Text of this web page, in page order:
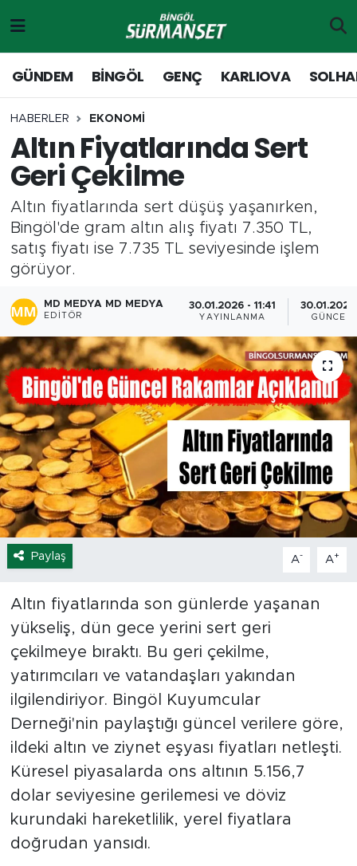
GÜNDEM BİNGÖL GENÇ KARLIOVA
HABERLER EKONOMİ
Altın Fiyatlarında Sert
Geri Çekilme
Altın fiyatlarında sert düşüş yaşanırken,
Bingöl'de gram altın alış fiyatı 7.350 TL,
satış fiyatı ise 7.735 TL seviyesinde işlem
görüyor.
MD MEDYA MD MEDYA
EDITÖR
30.01.2026 - 11:41
YAYINLANMA
30.01.2026
Paylaş A- A+
Altın fiyatlarında son günlerde yaşanan
yükseliş, dün gece yerini sert geri
çekilmeye bıraktı. Bu geri çekilme,
yatırımcıları ve vatandaşları yakından
ilgilendiriyor. Bingöl Kuyumcular
Derneği'nin paylaştığı güncel verilere göre,
ildeki altın ve ziynet eşyası fiyatları netleşti.
Küresel piyasalarda ons altının 5.156,7
dolar seviyesine gerilemesi ve döviz
kurundaki hareketlilik, yerel fiyatlara
doğrudan yansıdı.
Genç
Solhan
Karlıova
Adaklı-Kiğı
Yayladere-Yedisu
MD Prestij Dergisi
Siyaset
Spor
Yaşam
Sağlık
Eğitim
Ekonomi
Tavz Der
Bingöl Kaza Haberleri
Merkez Hava Durumu
Merkez Trafik Yoğunluk Haritası
Süper Lig Puan Durumu ve Fikstür
Tüm Manşetler
Son Dakika Haberleri
Haber Arşivi